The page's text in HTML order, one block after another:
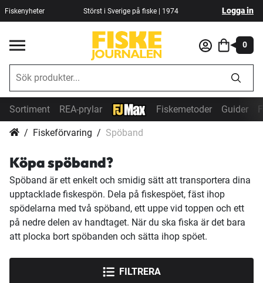
Fiskenyheter Störst i Sverige på fiske | 1974 Logga in
0
Sortiment REA-prylar Fiskemetoder Guider
Fiskeförvaring Spöband
Köpa spöband?
Spöband är ett enkelt och smidig sätt att transportera dina
upptacklade fiskespön. Dela på fiskespöet, fäst ihop
spödelarna med två spöband, ett uppe vid toppen och ett
på nedre delen av handtaget. När du ska fiska är det bara
att plocka bort spöbanden och sätta ihop spöet.
FILTRERA